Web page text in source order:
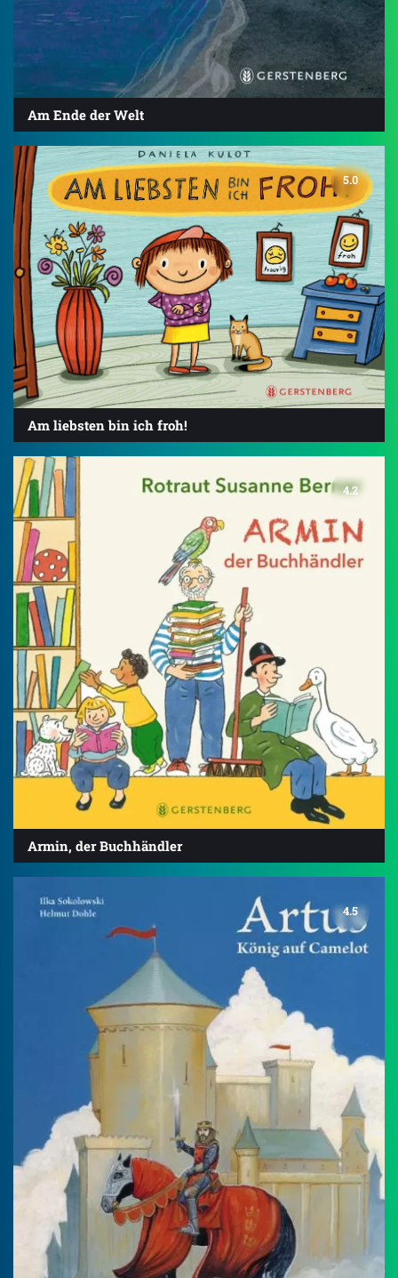
Am Ende der Welt
5.0
Am liebsten bin ich froh!
4.2
Armin, der Buchhändler
4.5